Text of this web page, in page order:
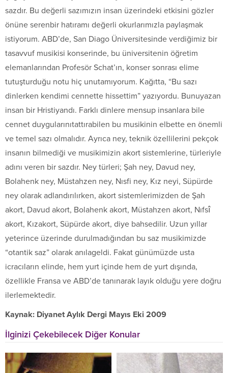
sazdır. Bu değerli sazımızın insan üzerindeki etkisini gözler
önüne serenbir hatıramı değerli okurlarımızla paylaşmak
istiyorum. ABD’de, San Diago Üniversitesinde verdiğimiz bir
tasavvuf musikisi konserinde, bu üniversitenin öğretim
elemanlarından Profesör Schat’ın, konser sonrası elime
tutuşturduğu notu hiç unutamıyorum. Kağıtta, “Bu sazı
dinlerken kendimi cennette hissettim” yazıyordu. Bunuyazan
insan bir Hristiyandı. Farklı dinlere mensup insanlara bile
cennet duygularınıtattırabilen bu musikinin elbette en önemli
ve temel sazı olmalıdır. Ayrıca ney, teknik özellilerini pekçok
insanın bilmediği ve musikimizin akort sistemlerine, türleriyle
adını veren bir sazdır. Ney türleri; Şah ney, Davud ney,
Bolahenk ney, Müstahzen ney, Nısfi ney, Kız neyi, Süpürde
ney olarak adlandırılırken, akort sistemlerimizden de Şah
akort, Davud akort, Bolahenk akort, Müstahzen akort, Nıfsî
akort, Kızakort, Süpürde akort, diye bahsedilir. Uzun yıllar
yeterince üzerinde durulmadığından bu saz musikimizde
“otantik saz” olarak anılageldi. Fakat günümüzde usta
icracıların elinde, hem yurt içinde hem de yurt dışında,
özellikle Fransa ve ABD’de tanınarak layık olduğu yere doğru
ilerlemektedir.
Kaynak: Diyanet Aylık Dergi Mayıs Eki 2009
İlginizi Çekebilecek Diğer Konular